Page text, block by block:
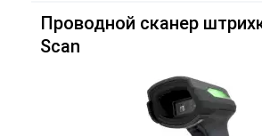
Проводной сканер
Scan